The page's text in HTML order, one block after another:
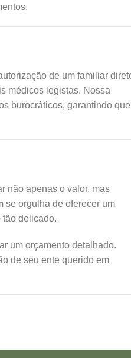
de um familiar
médicos legistas. Nossa
burocráticos, garantindo que
não apenas o valor, mas
se orgulha de oferecer um
tão delicado.
um orçamento detalhado.
de seu ente querido em